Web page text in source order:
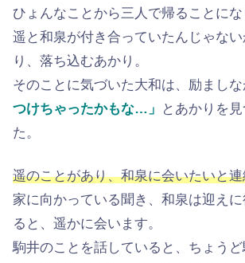
ひょんなことから三人で帰ることに
遥と和泉が付き合っていたんじゃな
り、落ち込むあかり。
そのことに気づいた大和は、励ましな
つけちゃったかもな…」
とあかりを
た。
遥のことがあり、和泉に会いたいと
家に向かっている聞き、和泉は迎え
ると、遥かに会います。
駒井のことを話していると、ちょうど